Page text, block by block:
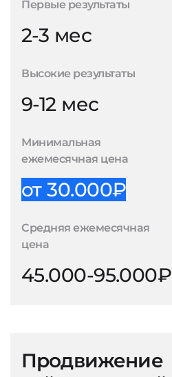
Первые результаты
2-3 мес
Высокие результаты
9-12 мес
Минимальная
ежемесячная цена
от 30.000₽
Средняя ежемесячная
цена
45.000-95.000₽
Продвижение